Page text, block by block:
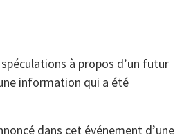
à propos d’un futur
information qui a été
dans cet événement d’une